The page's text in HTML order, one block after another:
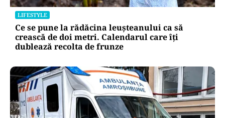
LIFESTYLE
Ce se pune la rădăcina leușteanului ca să
crească de doi metri. Calendarul care îți
dublează recolta de frunze